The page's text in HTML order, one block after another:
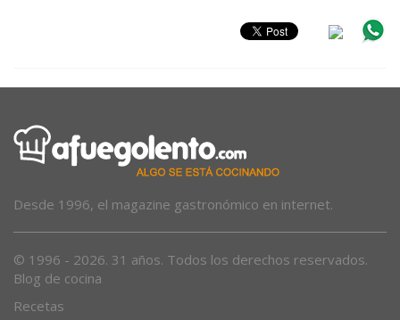
Desde 1996, el magazine gastronómico en internet.
© 1996 - 2026. 31 años. Todos los derechos reservados.
Blog de cocina
Recetas